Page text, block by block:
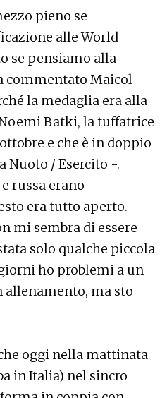
pieno se
alle World
se pensiamo alla
commentato Maicol
la medaglia era alla
Batki, la tuffatrice
e che è in doppio
Nuoto / Esercito -.
russa erano
era tutto aperto.
mi sembra di essere
solo qualche piccola
ho problemi a un
allenamento, ma sto
oggi nella mattinata
in Italia) nel sincro